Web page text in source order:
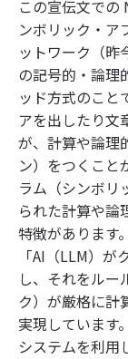
この宣伝文で
ンボリック・ア
ットワーク（昨
の記号的・論理
ッド方式のこと
アを出したり文
が、計算や論理
ン）をつくこと
ラム（シンボリ
られた計算や論
特徴があります
「AI（LLM）
し、それをルー
ク）が厳格に計
実現しています
システムを利用